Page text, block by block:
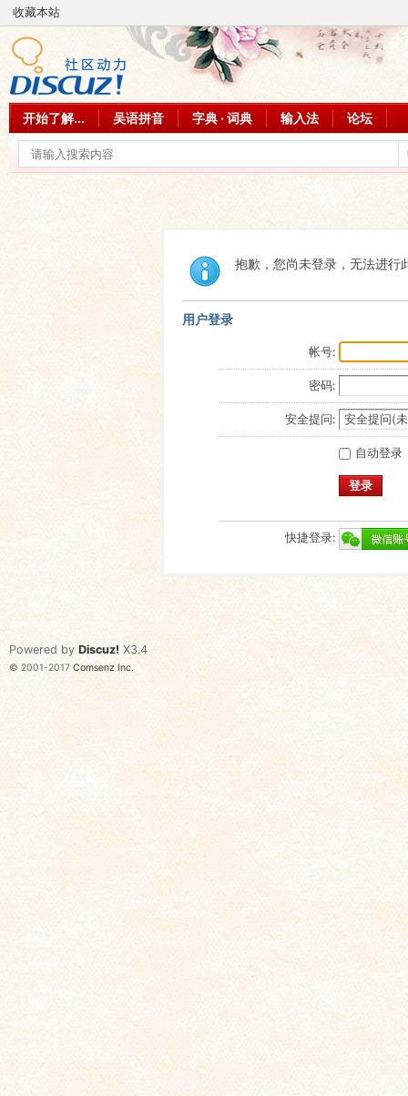
收藏本站
开始了解... 吴语拼音 字典 · 词典 输入法 论坛
抱歉，您尚未登录，无法进行
用户登录
帐号:
密码:
安全提问:
自动登录
登录
快捷登录:
Powered by Discuz! X3.4
© 2001-2017 Comsenz Inc.